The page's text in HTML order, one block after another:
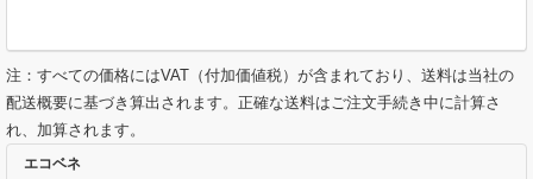
注：すべての価格にはVAT（付加価値税）が含まれており、送料は当社の
配送概要に基づき算出されます。正確な送料はご注文手続き中に計算さ
れ、加算されます。
エコベネ